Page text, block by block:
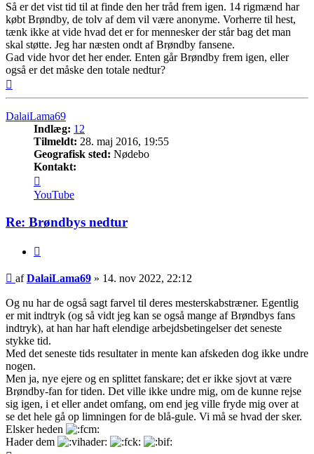
Så er det vist tid til at finde den her tråd frem igen. 14 rigmænd har
købt Brøndby, de tolv af dem vil være anonyme. Vorherre til hest,
tænk ikke at vide hvad det er for mennesker der står bag det man
skal støtte. Jeg har næsten ondt af Brøndby fansene.
Gad vide hvor det her ender. Enten går Brøndby frem igen, eller
også er det måske den totale nedtur?
DalaiLama69
Indlæg: 12
Tilmeldt: 28. maj 2016, 19:55
Geografisk sted: Nødebo
Kontakt:
DalaiLama69
YouTube
Re: Brøndbys nedtur
Indlæg
afDalaiLama69 » 14. nov 2022, 22:12
Og nu har de også sagt farvel til deres mesterskabstræner. Egentlig
er mit indtryk (og så vidt jeg kan se også mange af Brøndbys fans
indtryk), at han har haft elendige arbejdsbetingelser det seneste
stykke tid.
Med det seneste tids resultater in mente kan afskeden dog ikke undre
nogen.
Men ja, nye ejere og en splittet fanskare; det er ikke sjovt at være
Brøndby-fan for tiden. Det ville ikke undre mig, om de kunne rejse
sig igen, i et eller andet omfang, om end jeg ville fryde mig over at
se det hele gå op limningen for de blå-gule. Vi må se hvad der sker.
Elsker heden
Hader dem